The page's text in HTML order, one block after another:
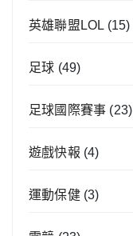
英雄聯盟LOL (15)
足球 (49)
足球國際賽事 (23)
遊戲快報 (4)
運動保健(3)